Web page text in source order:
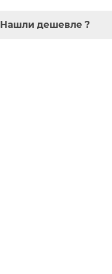
Нашли дешевле ?